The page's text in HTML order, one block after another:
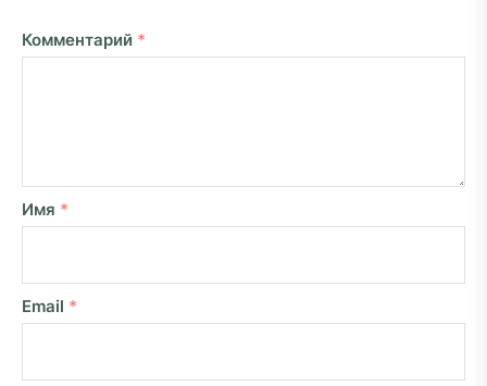
Комментарий *
Имя *
Email *